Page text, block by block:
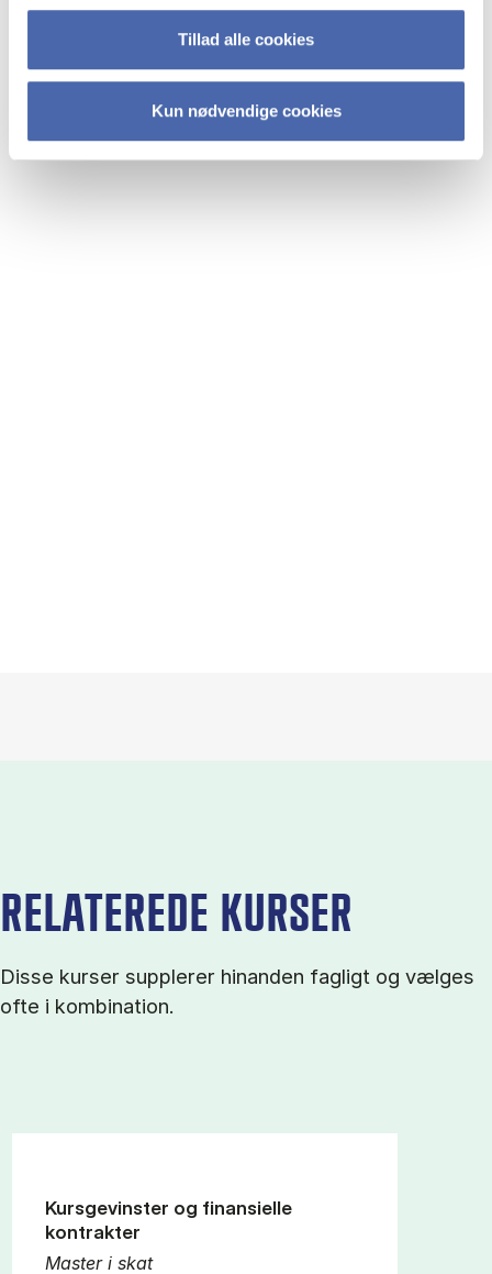
Tillad alle cookies
Kun nødvendige cookies
RELATEREDE KURSER
Disse kurser supplerer hinanden fagligt og vælges
ofte i kombination.
Master i skat
Kursgevinster og finansielle
kontrakter